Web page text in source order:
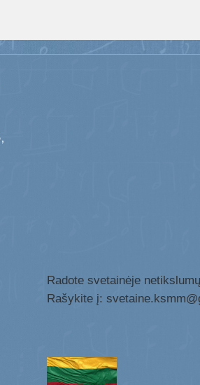
Radote svetainėje
Rašykite į: